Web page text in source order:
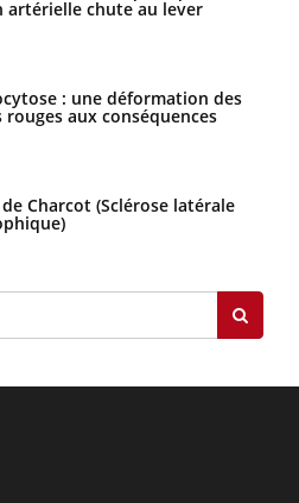
artérielle chute au lever
: une déformation des
rouges aux conséquences
Charcot (Sclérose latérale